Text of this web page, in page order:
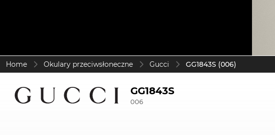
Home Okulary przeciwsłoneczne Gucci GG1843S (006)
GG1843S
006